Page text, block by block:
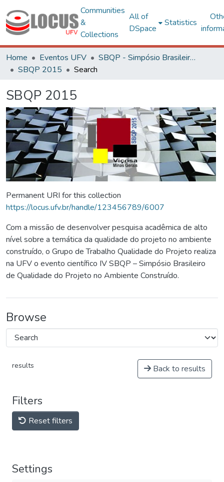
Communities
&
Collections
All of
DSpace
Statistics
Home Eventos UFV
SBQP - Simpósio Brasileiro de Qualidade do Projeto no Ambiente Construído
SBQP 2015
Search
SBQP 2015
Permanent URI for this collection
https://locus.ufv.br/handle/123456789/6007
Com a missão de desenvolver pesquisa acadêmica de alto
nível sobre a temática da qualidade do projeto no ambiente
construído, o Grupo de Trabalho Qualidade do Projeto realiza
na UFV o evento científico IV SBQP – Simpósio Brasileiro
de Qualidade do Projeto no Ambiente Construído.
Browse
results Back to results
Filters
Reset filters
Settings